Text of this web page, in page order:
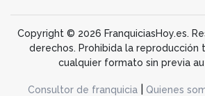
Copyright © 2026 FranquiciasHoy.es.
derechos. Prohibida la reproducción
cualquier formato sin previa
Consultor de franquicia Quienes